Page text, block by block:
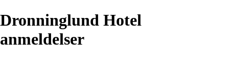
Dronninglund Hotel
anmeldelser